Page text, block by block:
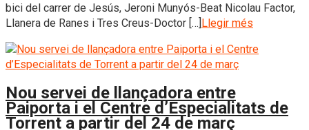
bici del carrer de Jesús, Jeroni Munyós-Beat Nicolau Factor,
Llanera de Ranes i Tres Creus-Doctor […]Llegir més
Nou servei de llançadora entre
Paiporta i el Centre d’Especialitats de
Torrent a partir del 24 de març